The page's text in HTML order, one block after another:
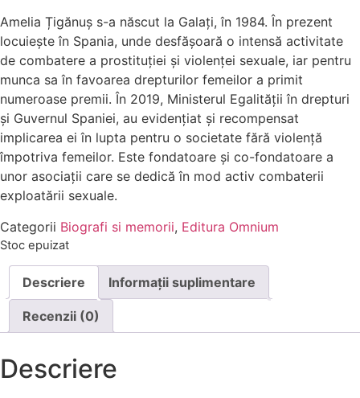
Amelia Țigănuș s-a născut la Galați, în 1984. În prezent
locuiește în Spania, unde desfășoară o intensă activitate
de combatere a prostituției și violenței sexuale, iar pentru
munca sa în favoarea drepturilor femeilor a primit
numeroase premii. În 2019, Ministerul Egalității în drepturi
și Guvernul Spaniei, au evidențiat și recompensat
implicarea ei în lupta pentru o societate fără violență
împotriva femeilor. Este fondatoare și co-fondatoare a
unor asociații care se dedică în mod activ combaterii
exploatării sexuale.
Categorii Biografi si memorii, Editura Omnium
Stoc epuizat
Descriere Informații suplimentare
Recenzii (0)
Descriere